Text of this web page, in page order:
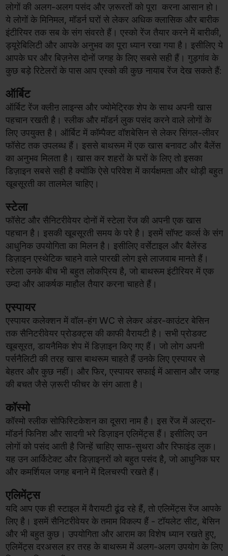
लोगों की अलग-अलग पसंद और ज़रूरतों को पूरा करना आसान हो।
ये लोगों के मिनिमल, मॉडर्न घरों से लेकर अधिक क्लासिक और बारीक
इंटीरियर तक सब के संग संवरते हैं। एस्को रेंज तैयार करने में बारीकी,
ड्यूरेबिलिटी और आपके अनुभव का पूरा ध्यान रखा गया है। इसीलिए ये
आपके घर और बिज़नेस दोनों जगह के लिए सबसे सही हैं। गुड़गांव के
कुछ बड़े रिटेलरों के पास आप एस्को की कुछ नायाब रेंज देख सकते हैं:
ऑर्बिट
ऑर्बिट रेंज क्लीऩ लाइन्स और ज्योमेट्रिक शेप के साथ अपनी खास
पहचान रखती है। स्लीक और मॉडर्न लुक पसंद करने वाले लोगों के
लिए उपयुक्त है। ऑर्बिट में कॉम्पैक्ट वॉशबेसिन से लेकर सिंगल-लीवर
फॉसेट तक उपलब्ध हैं। इससे बाथरूम में एक खास बनावट और बैलेंस
का अनुभव मिलता है। खास कर शहरों के घरों के लिए तो इसका
डिज़ाइन सबसे सही है क्योंकि ऐसे परिवेश में कार्यक्षमता और थोड़ी बहुत
खूबसूरती का तालमेल चाहिए।
स्टेला
फॉसेट और सैनिटरीवेयर दोनों में स्टेला रेंज की अपनी एक खास
पहचान है। इसकी खूबसूरती समय के परे है। इसमें सॉफ्ट कर्व्स के संग
आधुनिक उपयोगिता का मिलन है। इसीलिए वर्सेटाइल और बैलेंस्ड
डिज़ाइन एस्थेटिक चाहने वाले पारखी लोग इसे लाजवाब मानते हैं।
स्टेला उनके बीच भी बहुत लोकप्रिय है, जो बाथरूम इंटीरियर में एक
उम्दा और आकर्षक माहौल तैयार करना चाहते हैं।
एस्पायर
एस्पायर कलेक्शन में वॉल-हंग WC से लेकर अंडर-काउंटर बेसिन
तक सैनिटरीवेयर प्रोडक्ट्स की काफी वैरायटी है। सभी प्रोडक्ट
खूबसूरत, डायनैमिक शेप में डिज़ाइन किए गए हैं। जो लोग अपनी
पर्सनैलिटी की तरह खास बाथरूम चाहते हैं उनके लिए एस्पायर से
बेहतर और कुछ नहीं। और फिर, एस्पायर सफाई में आसान और जगह
की बचत जैसे ज़रूरी फीचर के संग आता है।
कॉस्मो
कॉस्मो स्लीक सोफिस्टिकेशन का दूसरा नाम है। इस रेंज में अल्ट्रा-
मॉडर्न फिनिश और सादगी भरे डिज़ाइन एलिमेंट्स हैं। इसीलिए उन
लोगों को पसंद आती है जिन्हें चाहिए साफ-सुथरा और रिफाइंड लुक।
यह उन आर्किटेक्ट और डिज़ाइनरों को बहुत पसंद है, जो आधुनिक घर
और कमर्शियल जगह बनाने में दिलचस्पी रखते हैं।
एलिमेंट्स
यदि आप एक ही स्टाइल में वैरायटी ढूंढ रहे हैं, तो एलिमेंट्स रेंज आपके
लिए है। इसमें सैनिटरीवेयर के तमाम विकल्प हैं - टॉयलेट सीट, बेसिन
और भी बहुत कुछ। उपयोगिता और आराम का विशेष ध्यान रखते हुए,
एलिमेंट्स दरअसल हर तरह के बाथरूम में अलग-अलग उपयोग के लिए